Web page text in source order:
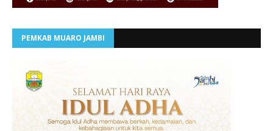
PEMKAB MUARO JAMBI